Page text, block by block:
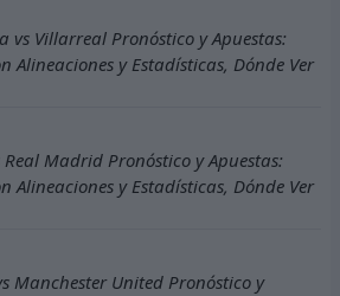
vs Villarreal Pronóstico y Apuestas:
Alineaciones y Estadísticas, Dónde Ver
Real Madrid Pronóstico y Apuestas:
Alineaciones y Estadísticas, Dónde Ver
Manchester United Pronóstico y